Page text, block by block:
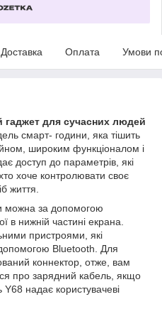
Доставка Оплата Умови
для сучасних людей
смарт- години, яка тішить
широким функціоналом і
доступ до параметрів, які
хоче контролювати своє
життя.
можна за допомогою
в нижній частині екрана.
пристроями, які
Bluetooth. Для
коннектор, отже, вам
про зарядний кабель, якщо
надає користувачеві